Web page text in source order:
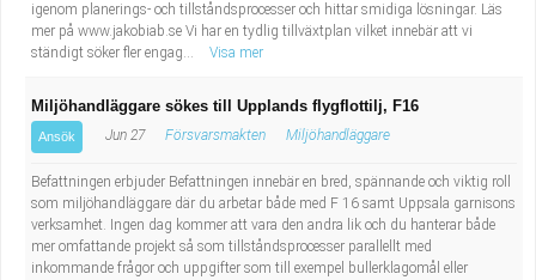
igenom planerings- och tillståndsprocesser och hittar smidiga lösningar. Läs
mer på www.jakobiab.se Vi har en tydlig tillväxtplan vilket innebär att vi
ständigt söker fler engag...
Visa mer
Miljöhandläggare sökes till Upplands flygflottilj, F16
Ansök Jun 27 Försvarsmakten Miljöhandläggare
Befattningen erbjuder Befattningen innebär en bred, spännande och viktig roll
som miljöhandläggare där du arbetar både med F 16 samt Uppsala garnisons
verksamhet. Ingen dag kommer att vara den andra lik och du hanterar både
mer omfattande projekt så som tillståndsprocesser parallellt med
inkommande frågor och uppgifter som till exempel bullerklagomål eller